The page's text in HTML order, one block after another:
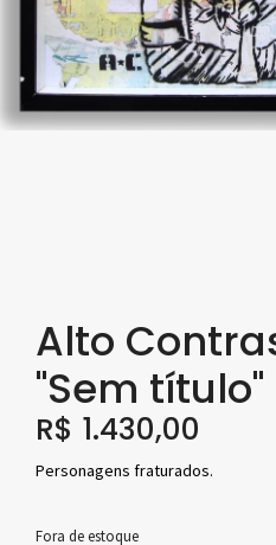
Alto
"Sem título"
R$ 1.430,00
Personagens fraturados.
Fora de estoque